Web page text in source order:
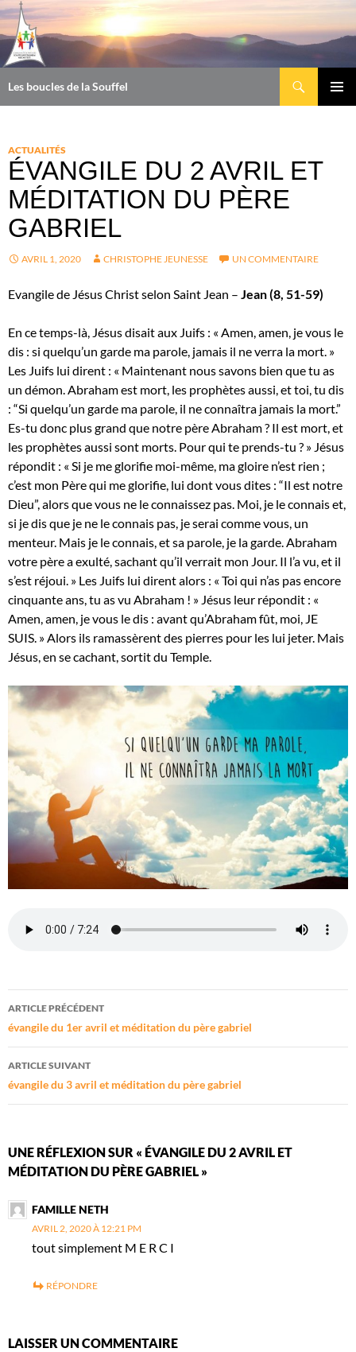
Aller
contenu
Les boucles de la Souffel
ACTUALITÉS
ÉVANGILE DU 2 AVRIL ET
MÉDITATION DU PÈRE
GABRIEL
AVRIL 1, 2020 CHRISTOPHE JEUNESSE UN COMMENTAIRE
Evangile de Jésus Christ selon Saint Jean – Jean (8, 51-59)
En ce temps-là, Jésus disait aux Juifs : « Amen, amen, je vous le
dis : si quelqu’un garde ma parole, jamais il ne verra la mort. »
Les Juifs lui dirent : « Maintenant nous savons bien que tu as
un démon. Abraham est mort, les prophètes aussi, et toi, tu dis
: “Si quelqu’un garde ma parole, il ne connaîtra jamais la mort.”
Es-tu donc plus grand que notre père Abraham ? Il est mort, et
les prophètes aussi sont morts. Pour qui te prends-tu ? » Jésus
répondit : « Si je me glorifie moi-même, ma gloire n’est rien ;
c’est mon Père qui me glorifie, lui dont vous dites : “Il est notre
Dieu”, alors que vous ne le connaissez pas. Moi, je le connais et,
si je dis que je ne le connais pas, je serai comme vous, un
menteur. Mais je le connais, et sa parole, je la garde. Abraham
votre père a exulté, sachant qu’il verrait mon Jour. Il l’a vu, et il
s’est réjoui. » Les Juifs lui dirent alors : « Toi qui n’as pas encore
cinquante ans, tu as vu Abraham ! » Jésus leur répondit : «
Amen, amen, je vous le dis : avant qu’Abraham fût, moi, JE
SUIS. » Alors ils ramassèrent des pierres pour les lui jeter. Mais
Jésus, en se cachant, sortit du Temple.
Navigation
des
articles
ARTICLE PRÉCÉDENT
évangile du 1er avril et méditation du père gabriel
ARTICLE SUIVANT
évangile du 3 avril et méditation du père gabriel
UNE RÉFLEXION SUR « ÉVANGILE DU 2 AVRIL ET
MÉDITATION DU PÈRE GABRIEL »
FAMILLE NETH
AVRIL 2, 2020 À 12:21 PM
tout simplement M E R C I
RÉPONDRE
LAISSER UN COMMENTAIRE